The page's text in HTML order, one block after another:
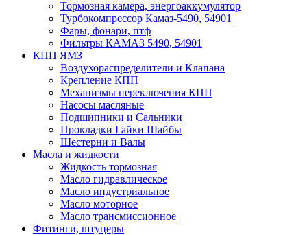
Тормозная камера, энергоаккумулятор
Турбокомпрессор Камаз-5490, 54901
Фары, фонари, птф
Фильтры КАМАЗ 5490, 54901
КПП ЯМЗ
Воздухораспределители и Клапана
Крепление КПП
Механизмы переключения КПП
Насосы масляные
Подшипники и Сальники
Прокладки Гайки Шайбы
Шестерни и Валы
Масла и жидкости
Жидкость тормозная
Масло гидравлическое
Масло индустриальное
Масло моторное
Масло трансмиссионное
Фитинги, штуцеры